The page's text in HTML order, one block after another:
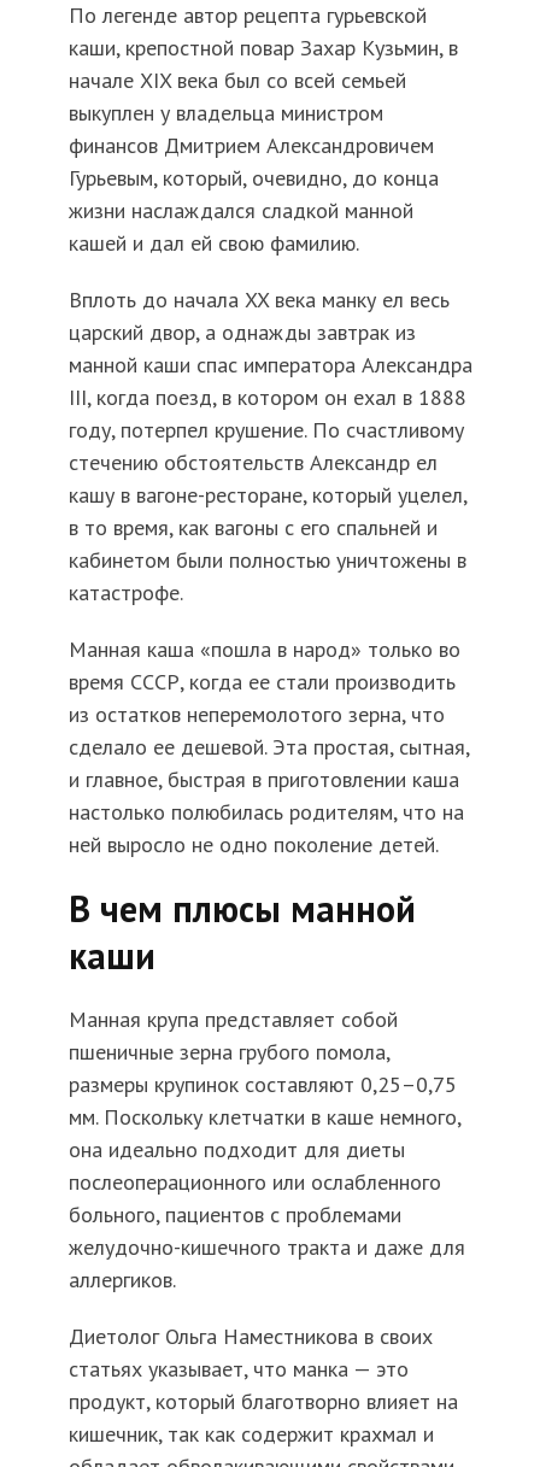
По легенде автор рецепта гурьевской
каши, крепостной повар Захар Кузьмин, в
начале XIX века был со всей семьей
выкуплен у владельца министром
финансов Дмитрием Александровичем
Гурьевым, который, очевидно, до конца
жизни наслаждался сладкой манной
кашей и дал ей свою фамилию.
Вплоть до начала XX века манку ел весь
царский двор, а однажды завтрак из
манной каши спас императора Александра
III, когда поезд, в котором он ехал в 1888
году, потерпел крушение. По счастливому
стечению обстоятельств Александр ел
кашу в вагоне-ресторане, который уцелел,
в то время, как вагоны с его спальней и
кабинетом были полностью уничтожены в
катастрофе.
Манная каша «пошла в народ» только во
время СССР, когда ее стали производить
из остатков неперемолотого зерна, что
сделало ее дешевой. Эта простая, сытная,
и главное, быстрая в приготовлении каша
настолько полюбилась родителям, что на
ней выросло не одно поколение детей.
В чем плюсы манной
каши
Манная крупа представляет собой
пшеничные зерна грубого помола,
размеры крупинок составляют 0,25–0,75
мм. Поскольку клетчатки в каше немного,
она идеально подходит для диеты
послеоперационного или ослабленного
больного, пациентов с проблемами
желудочно-кишечного тракта и даже для
аллергиков.
Диетолог Ольга Наместникова в своих
статьях указывает, что манка — это
продукт, который благотворно влияет на
кишечник, так как содержит крахмал и